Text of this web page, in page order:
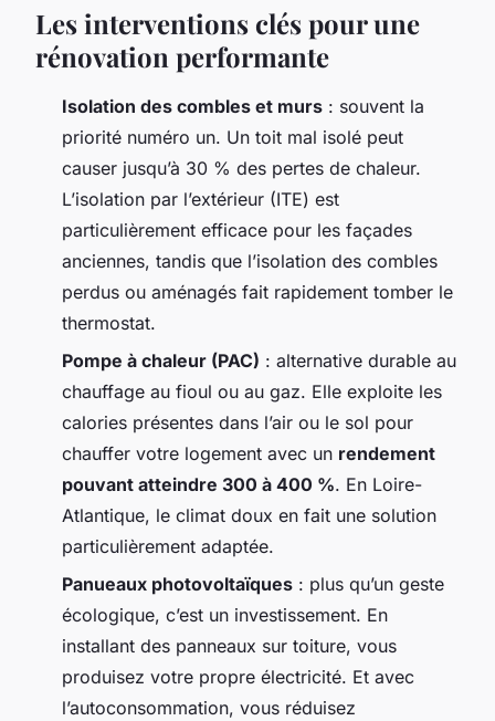
Les interventions clés pour une
rénovation performante
Isolation des combles et murs : souvent la
priorité numéro un. Un toit mal isolé peut
causer jusqu’à 30 % des pertes de chaleur.
L’isolation par l’extérieur (ITE) est
particulièrement efficace pour les façades
anciennes, tandis que l’isolation des combles
perdus ou aménagés fait rapidement tomber le
thermostat.
Pompe à chaleur (PAC) : alternative durable au
chauffage au fioul ou au gaz. Elle exploite les
calories présentes dans l’air ou le sol pour
chauffer votre logement avec un rendement
pouvant atteindre 300 à 400 %. En Loire-
Atlantique, le climat doux en fait une solution
particulièrement adaptée.
Panueaux photovoltaïques : plus qu’un geste
écologique, c’est un investissement. En
installant des panneaux sur toiture, vous
produisez votre propre électricité. Et avec
l’autoconsommation, vous réduisez